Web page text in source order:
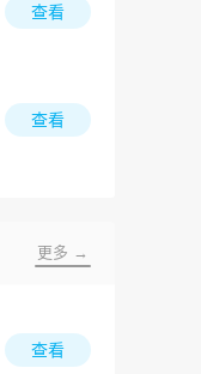
查看
查看
更多 →
查看